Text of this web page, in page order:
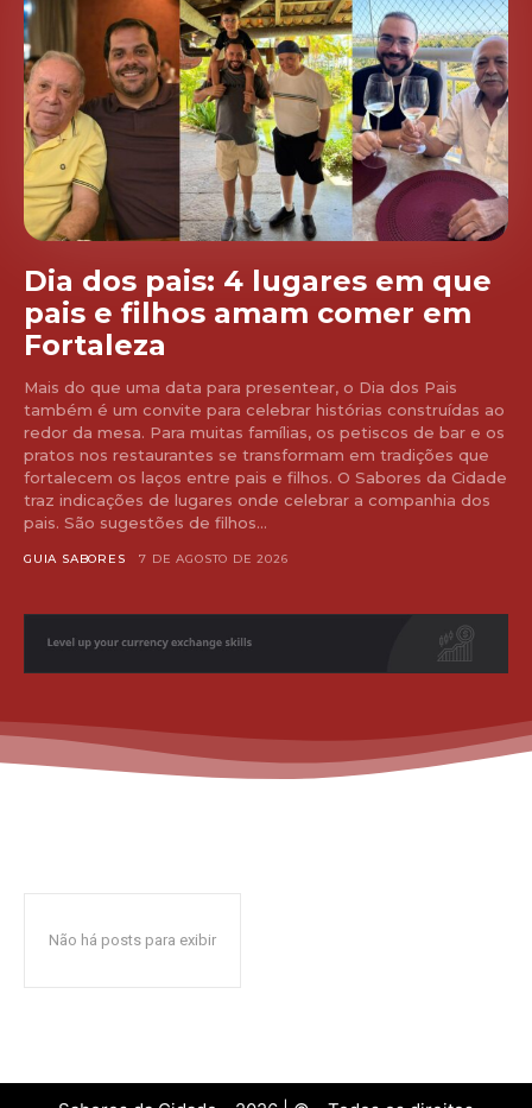
Dia dos pais: 4 lugares em que
pais e filhos amam comer em
Fortaleza
Mais do que uma data para presentear, o Dia dos Pais
também é um convite para celebrar histórias construídas ao
redor da mesa. Para muitas famílias, os petiscos de bar e os
pratos nos restaurantes se transformam em tradições que
fortalecem os laços entre pais e filhos. O Sabores da Cidade
traz indicações de lugares onde celebrar a companhia dos
pais. São sugestões de filhos...
GUIA SABORES 7 DE AGOSTO DE 2026
Não há posts para exibir